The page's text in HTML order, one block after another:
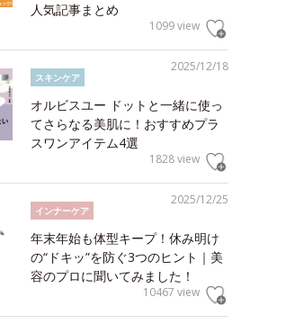
人気記事まとめ
1099 view
2025/12/18
スキンケア
オルビスユー ドットと一緒に使っ
てさらなる美肌に！おすすめプラ
スワンアイテム4選
1828 view
2025/12/25
インナーケア
年末年始も体型キープ！休み明け
の“ドキッ”を防ぐ3つのヒント｜美
容のプロに聞いてみました！
10467 view